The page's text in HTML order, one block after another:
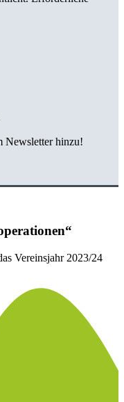
Newsletter hinzu!
Vereinsjahr 2023/24